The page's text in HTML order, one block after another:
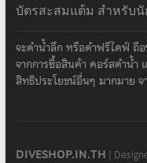
บัตรสะสมแต้ม สำหรับ
จะดำน้ำลึก หรือดำฟรีไดฟ์ ถือ
จากการซื้อสินค้า คอร์สดำน้ำ
สิทธิประโยชน์อื่นๆ มากมาย จ
DIVESHOP.IN.TH |